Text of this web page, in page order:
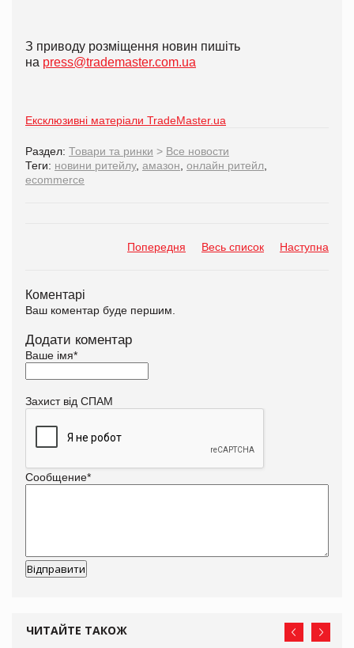
З приводу розміщення новин пишіть
на press@trademaster.com.ua
Ексклюзивні матеріали TradeMaster.ua
Раздел: Товари та ринки > Все новости
Теги: новини ритейлу, амазон онлайн ритейл
ecommerce
Попередня Весь список Наступна
Коментарі
Ваш коментар буде першим.
Додати коментар
Ваше імя*
Захист від СПАМ
Сообщение*
ЧИТАЙТЕ ТАКОЖ